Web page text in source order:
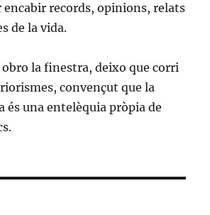
encabir records, opinions, relats
de la vida.
la finestra, deixo que corri
convençut que la
és una entelèquia pròpia de